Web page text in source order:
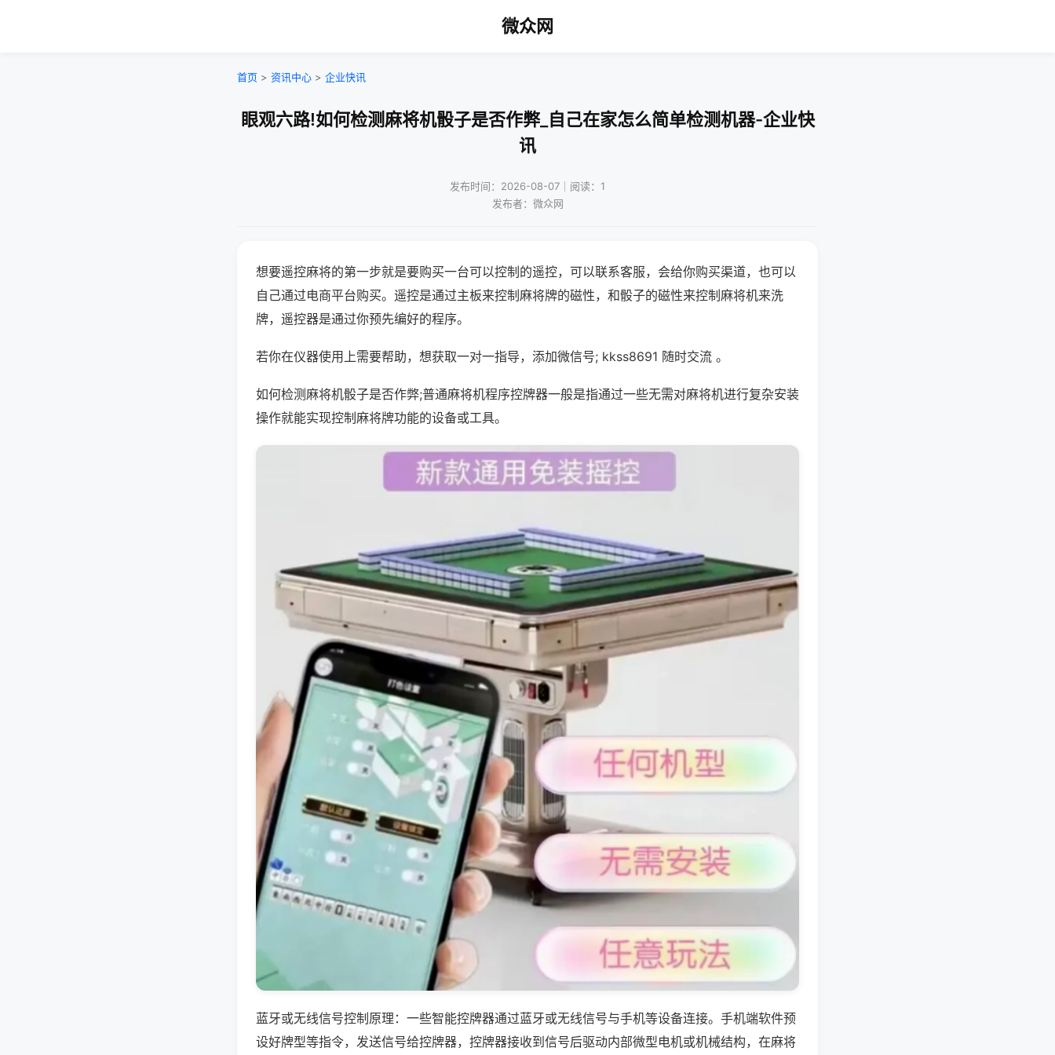
微众网
首页 > 资讯中心 > 企业快讯
眼观六路!如何检测麻将机骰子是否作弊_自己在家怎么简单检测机器-企业快
讯
发布时间：2026-08-07｜阅读：1
发布者：微众网
想要遥控麻将的第一步就是要购买一台可以控制的遥控，可以联系客服，会给你购买渠道，也可以
自己通过电商平台购买。遥控是通过主板来控制麻将牌的磁性，和骰子的磁性来控制麻将机来洗
牌，遥控器是通过你预先编好的程序。
若你在仪器使用上需要帮助，想获取一对一指导，添加微信号; kkss8691 随时交流 。
如何检测麻将机骰子是否作弊;普通麻将机程序控牌器一般是指通过一些无需对麻将机进行复杂安装
操作就能实现控制麻将牌功能的设备或工具。
蓝牙或无线信号控制原理：一些智能控牌器通过蓝牙或无线信号与手机等设备连接。手机端软件预
设好牌型等指令，发送信号给控牌器，控牌器接收到信号后驱动内部微型电机或机械结构，在麻将